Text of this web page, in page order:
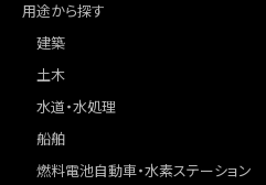
用途から探す
建築
土木
水道・水処理
船舶
燃料電池自動車・水素ステーション